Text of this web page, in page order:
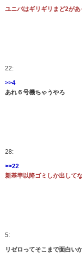
ユニバはギリギリまど2があ
22:
>>4
あれ６号機ちゃうやろ
28:
>>22
新基準以降ゴミしか出して
5:
リゼロってそこまで面白い